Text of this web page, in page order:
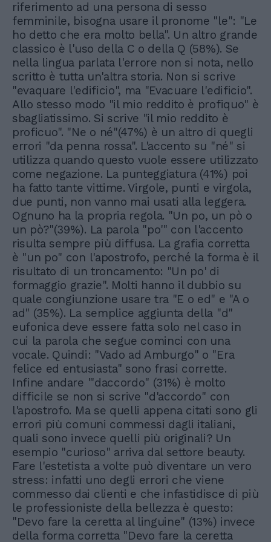
riferimento ad una persona di sesso
femminile, bisogna usare il pronome "le": "Le
ho detto che era molto bella". Un altro grande
classico è l'uso della C o della Q (58%). Se
nella lingua parlata l'errore non si nota, nello
scritto è tutta un'altra storia. Non si scrive
"evaquare l'edificio", ma "Evacuare l'edificio".
Allo stesso modo "il mio reddito è profiquo" è
sbagliatissimo. Si scrive "il mio reddito è
proficuo". "Ne o né"(47%) è un altro di quegli
errori "da penna rossa". L'accento su "né" si
utilizza quando questo vuole essere utilizzato
come negazione. La punteggiatura (41%) poi
ha fatto tante vittime. Virgole, punti e virgola,
due punti, non vanno mai usati alla leggera.
Ognuno ha la propria regola. "Un po, un pò o
un pò?"(39%). La parola "po'" con l'accento
risulta sempre più diffusa. La grafia corretta
è "un po" con l'apostrofo, perché la forma è il
risultato di un troncamento: "Un po' di
formaggio grazie". Molti hanno il dubbio su
quale congiunzione usare tra "E o ed" e "A o
ad" (35%). La semplice aggiunta della "d"
eufonica deve essere fatta solo nel caso in
cui la parola che segue cominci con una
vocale. Quindi: "Vado ad Amburgo" o "Era
felice ed entusiasta" sono frasi corrette.
Infine andare '"daccordo" (31%) è molto
difficile se non si scrive "d'accordo" con
l'apostrofo. Ma se quelli appena citati sono gli
errori più comuni commessi dagli italiani,
quali sono invece quelli più originali? Un
esempio "curioso" arriva dal settore beauty.
Fare l'estetista a volte può diventare un vero
stress: infatti uno degli errori che viene
commesso dai clienti e che infastidisce di più
le professioniste della bellezza è questo:
"Devo fare la ceretta al linguine" (13%) invece
della forma corretta "Devo fare la ceretta